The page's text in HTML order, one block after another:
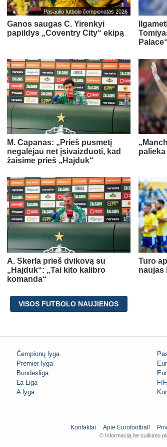
Pasaulio futbolo čempionatas 2026
Ganos saugas C. Yirenkyi
papildys „Coventry City“ ekipą
M. Capanas: „Prieš pusmetį
negalėjau net įsivaizduoti, kad
žaisime prieš „Hajduk“
A. Skerla prieš dvikovą su
„Hajduk“: „Tai kito kalibro
komanda“
Turo
naujas
VISOS FUTBOLO NAUJIENOS
Čempionų lyga
Premier lyga
Bundesliga
La Liga
A lyga
Kontaktai Apie Eurofootball
© Informaciją be sutikimo